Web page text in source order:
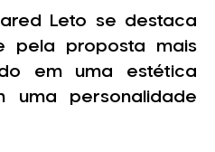
Leto se destaca
pela proposta mais
em uma estética
uma personalidade